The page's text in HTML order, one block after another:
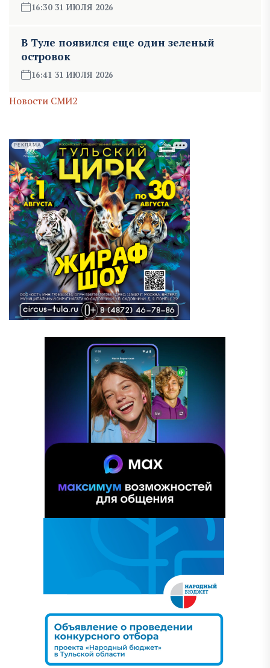
16:30 31 ИЮЛЯ 2026
В Туле появился еще один зеленый
островок
16:41 31 ИЮЛЯ 2026
Новости СМИ2
РЕКЛАМА